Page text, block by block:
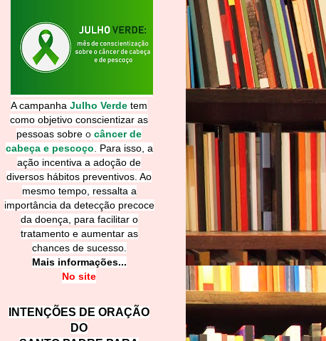
A campanha Julho Verde tem
como objetivo conscientizar as
pessoas sobre o câncer de
cabeça e pescoço
Para isso, a
ação incentiva a adoção de
diversos hábitos preventivos. Ao
mesmo tempo, ressalta a
importância da detecção precoce
da doença, para facilitar o
tratamento e aumentar as
chances de sucesso.
Mais informações...
No site
INTENÇÕES DE ORAÇÃO
DO